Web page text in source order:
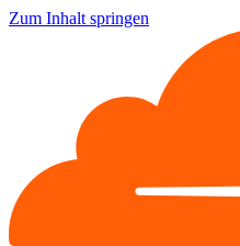
Zum Inhalt springen